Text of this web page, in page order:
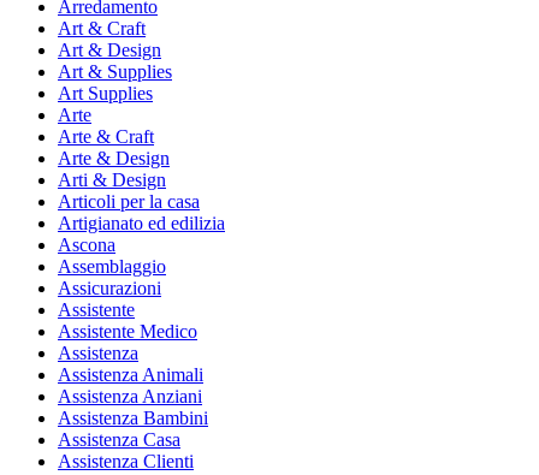
Arredamento
Art & Craft
Art & Design
Art & Supplies
Art Supplies
Arte
Arte & Craft
Arte & Design
Arti & Design
Articoli per la casa
Artigianato ed edilizia
Ascona
Assemblaggio
Assicurazioni
Assistente
Assistente Medico
Assistenza
Assistenza Animali
Assistenza Anziani
Assistenza Bambini
Assistenza Casa
Assistenza Clienti